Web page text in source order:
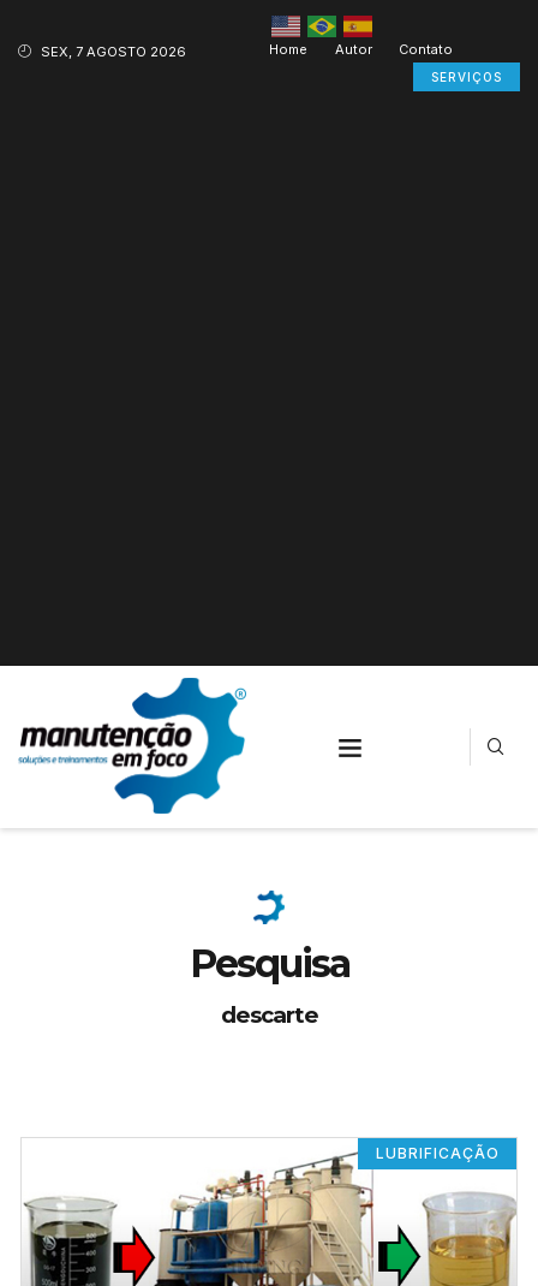
SEX, 7 AGOSTO 2026 Home Autor Contato
SERVIÇOS
Pesquisa
descarte
LUBRIFICAÇÃO